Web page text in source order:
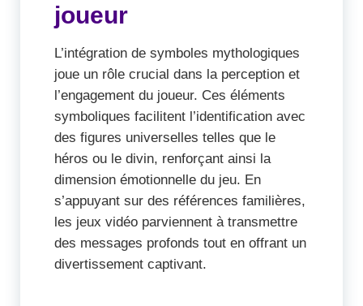
joueur
L’intégration de symboles mythologiques
joue un rôle crucial dans la perception et
l’engagement du joueur. Ces éléments
symboliques facilitent l’identification avec
des figures universelles telles que le
héros ou le divin, renforçant ainsi la
dimension émotionnelle du jeu. En
s’appuyant sur des références familières,
les jeux vidéo parviennent à transmettre
des messages profonds tout en offrant un
divertissement captivant.